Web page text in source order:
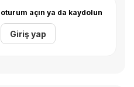
açın ya da kaydolun
Giriş yap